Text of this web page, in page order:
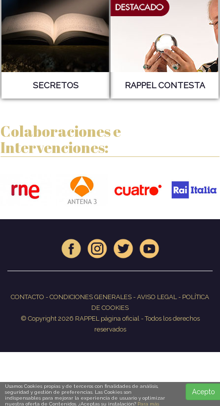
SECRETOS RAPPEL CONTESTA
Colaboraciones e
Intervenciones:
CONTACTO - CONDICIONES GENERALES - AVISO LEGAL- POLÍTICA
DE COOKIES
© Copyright 2026 RAPPEL página oficial - Todos los derechos
reservados
Usamos Cookies propias y de terceros con finalidades de análisis,
seguridad y gestión de preferencias. Las Cookies son
indispensables para mejorar la experiencia de usuario y optimizar
nuestra oferta de Contenidos. ¿Aceptas su instalación? Para más
Acepto